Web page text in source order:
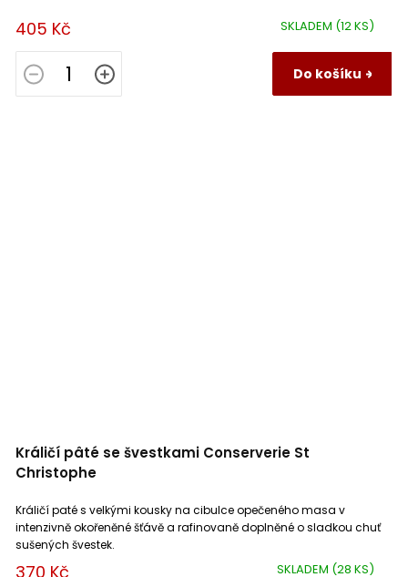
SKLADEM (12 KS)
405 Kč
Do košíku
Králičí pâté se švestkami Conserverie St
Christophe
SKLADEM (28 KS)
370 Kč
Králičí paté s velkými kousky na cibulce opečeného masa v
intenzivně okořeněné šťávě a rafinovaně doplněné o sladkou chuť
sušených švestek.